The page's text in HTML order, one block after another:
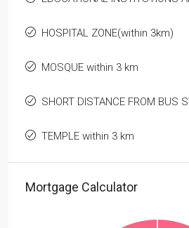
HOSPITAL ZONE(within 3km)
MOSQUE within 3 km
SHORT DISTANCE FROM BUS
TEMPLE within 3 km
Mortgage Calculator